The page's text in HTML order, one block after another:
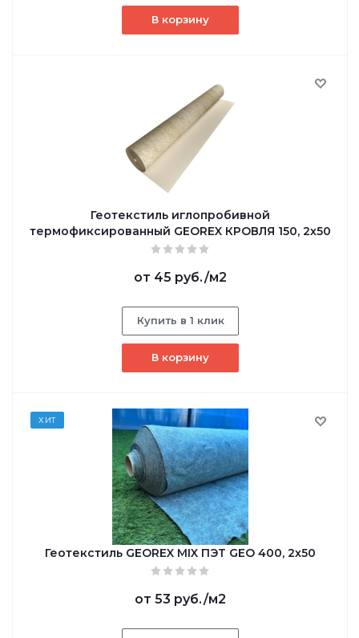
В корзину
Геотекстиль иглопробивной
термофиксированный GEOREX КРОВЛЯ 150, 2х50
от 45 руб./м2
Купить в 1 клик
В корзину
ХИТ
Геотекстиль GEОREX MIX ПЭТ GEO 400, 2х50
от 53 руб./м2